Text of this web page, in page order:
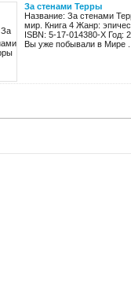
За стенами Терры
Название: За стенами
мир. Книга 4 Жанр:
ISBN: 5-17-014380-X
Вы уже побывали в Мире